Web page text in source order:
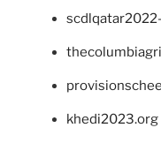
khedi2023.org